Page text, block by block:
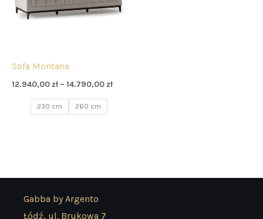
Sofa Montana
12.940,00 zł – 14.790,00 zł
230 cm 260 cm
Gabba by Argento
Łódź, ul. Brukowa 7